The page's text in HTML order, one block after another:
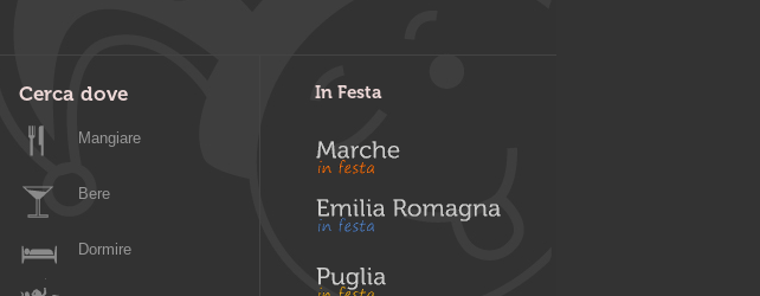
Cerca dove
Mangiare
Bere
Dormire
In Festa